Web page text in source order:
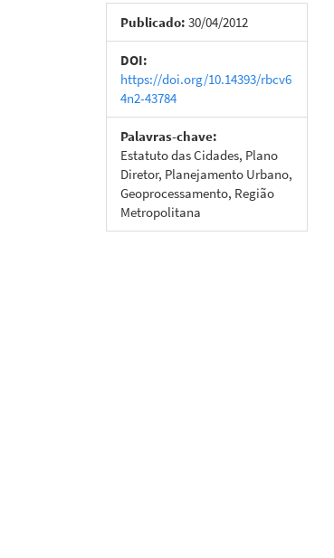
de
artigos
Publicado: 30/04/2012
DOI:
https://doi.org/10.14393/rbcv6
4n2-43784
Palavras-chave:
Estatuto das Cidades, Plano
Diretor, Planejamento Urbano,
Geoprocessamento, Região
Metropolitana